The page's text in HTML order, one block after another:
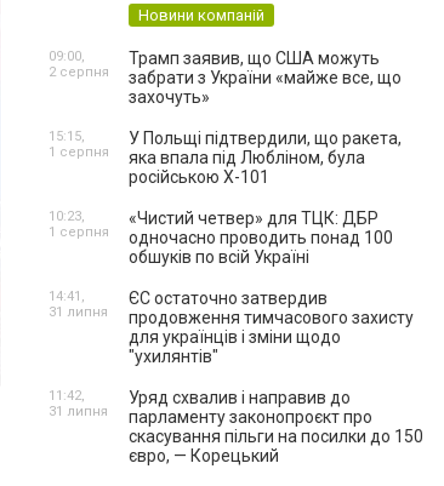
Новини компаній
Трамп заявив, що США можуть
забрати з України «майже все, що
захочуть»
09:00,
2 серпня
У Польщі підтвердили, що ракета,
яка впала під Любліном, була
російською Х-101
15:15,
1 серпня
«Чистий четвер» для ТЦК: ДБР
одночасно проводить понад 100
обшуків по всій Україні
10:23,
1 серпня
ЄС остаточно затвердив
продовження тимчасового захисту
для українців і зміни щодо
"ухилянтів"
14:41,
31 липня
Уряд схвалив і направив до
парламенту законопроєкт про
скасування пільги на посилки до 150
євро, — Корецький
11:42,
31 липня